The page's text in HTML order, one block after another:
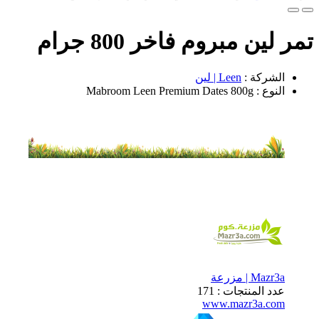
تمر لين مبروم فاخر 800 جرام
الشركة : Leen | لين
النوع : Mabroom Leen Premium Dates 800g
Mazr3a | مزرعة
عدد المنتجات : 171
www.mazr3a.com